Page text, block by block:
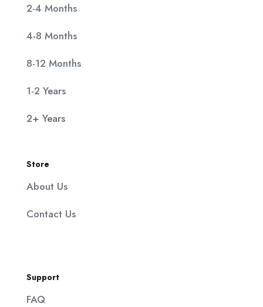
2-4 Months
4-8 Months
8-12 Months
1-2 Years
2+ Years
Store
About Us
Contact Us
Support
FAQ